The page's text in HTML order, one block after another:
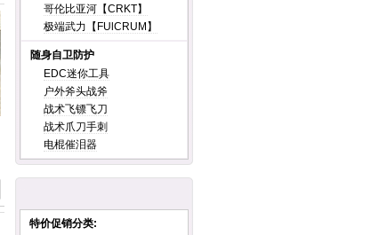
哥伦比亚河【CRKT】
极端武力【FUlCRUM】
随身自卫防护
EDC迷你工具
户外斧头战斧
战术飞镖飞刀
战术爪刀手刺
电棍催泪器
特价促销分类: